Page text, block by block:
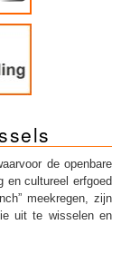
de openbare
en cultureel erfgoed
meekregen, zijn
uit te wisselen en